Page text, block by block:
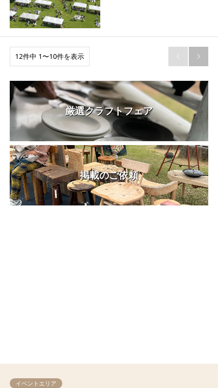
12件中 1〜10件を表示  
厳選クラフトフェア
掲載のご依頼
イベントエリア